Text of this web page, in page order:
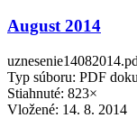
August 2014
Typ súboru: PDF
Stiahnuté: 823×
Vložené: 14. 8. 2014